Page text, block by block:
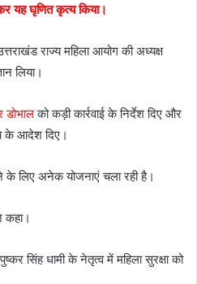
यह घृणित कृत्य किया।
राज्य महिला आयोग की अध्यक्ष
लिया।
डोभालको कड़ी कार्रवाई के निर्देश दिए और
के आदेश दिए।
के लिए अनेक योजनाएं चला रही है।
कहा।
सिंह धामी के नेतृत्व में महिला सुरक्षा को